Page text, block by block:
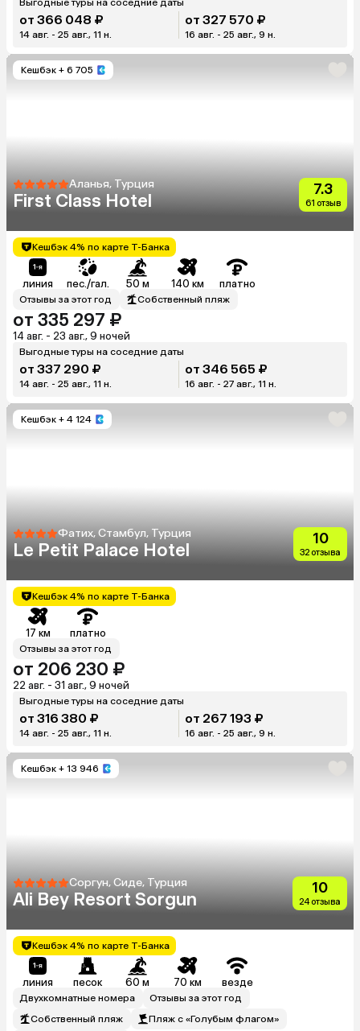
Выгодные туры на соседние даты
от 366 048 ₽
14 авг. - 25 авг., 11 н.
от 327 570 ₽
16 авг. - 25 авг., 9 н.
Кешбэк + 6 705
Аланья, Турция
First Class Hotel
7.3
61 отзыв
Кешбэк 4% по карте Т-Банка
линия пес./гал. 50 м 140 км платно
Отзывы за этот год Собственный пляж
от 335 297 ₽
14 авг. - 23 авг., 9 ночей
Выгодные туры на соседние даты
от 337 290 ₽
14 авг. - 25 авг., 11 н.
от 346 565 ₽
16 авг. - 27 авг., 11 н.
Кешбэк + 4 124
Фатих, Стамбул, Турция
Le Petit Palace Hotel
10
32 отзыва
Кешбэк 4% по карте Т-Банка
17 км платно
Отзывы за этот год
от 206 230 ₽
22 авг. - 31 авг., 9 ночей
Выгодные туры на соседние даты
от 316 380 ₽
14 авг. - 25 авг., 11 н.
от 267 193 ₽
16 авг. - 25 авг., 9 н.
Кешбэк + 13 946
Соргун, Сиде, Турция
Ali Bey Resort Sorgun
10
24 отзыва
Кешбэк 4% по карте Т-Банка
линия песок 60 м 70 км везде
Двухкомнатные номера
Отзывы за этот год
Собственный пляж
Пляж с «Голубым флагом»